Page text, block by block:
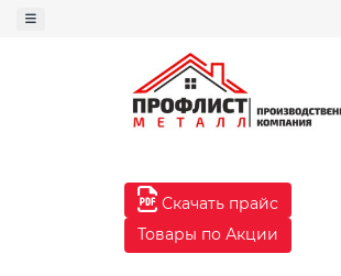
Скачать прайс
Товары по Акции